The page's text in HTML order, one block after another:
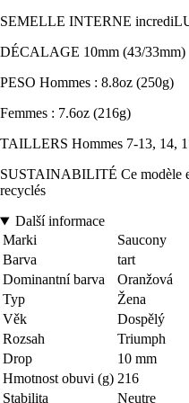
SEMELLE INTERNE
DÉCALAGE 10mm (43/33mm)
PESO Hommes : 8.8oz (250g)
Femmes : 7.6oz (216g)
TAILLERS Hommes 7-13, 14,
SUSTAINABILITÉ Ce modèle
recyclés
Další informace
Marki
Saucony
Barva
tart
Dominantní barva
Oranžová
Typ
Žena
Věk
Dospělý
Rozsah
Triumph
Drop
10 mm
Hmotnost obuvi (g) 216
Stabilita
Neutre